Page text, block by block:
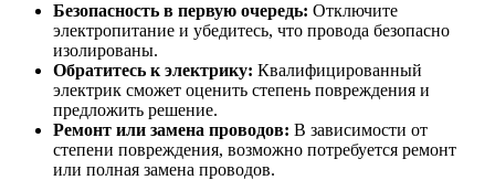
Безопасность в первую очередь: Отключите
электропитание и убедитесь, что провода безопасно
изолированы.
Обратитесь к электрику: Квалифицированный
электрик сможет оценить степень повреждения и
предложить решение.
Ремонт или замена проводов: В зависимости от
степени повреждения, возможно потребуется ремонт
или полная замена проводов.